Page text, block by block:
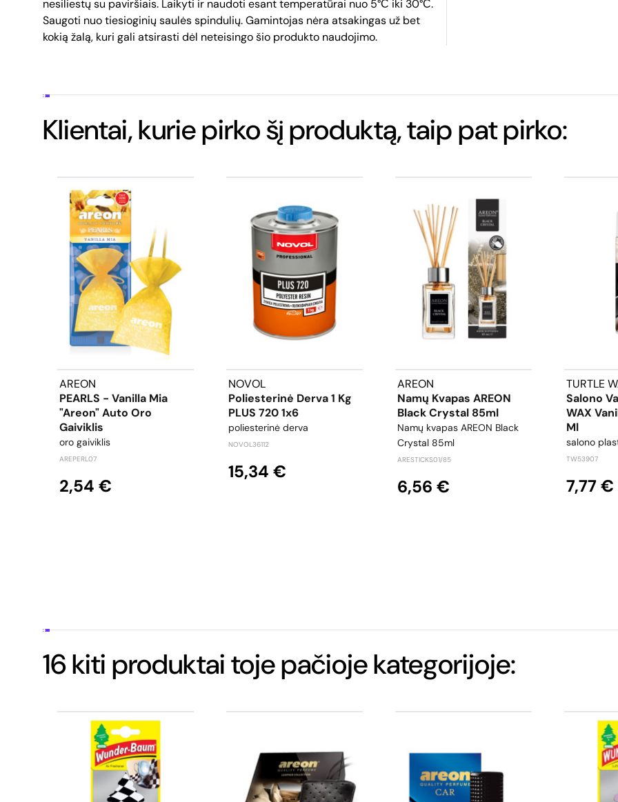
nesiliestų su paviršiais. Laikyti ir naudoti esant temperatūrai nuo 5°С iki 30°С.
Saugoti nuo tiesioginių saulės spindulių. Gamintojas nėra atsakingas už bet
kokią žalą, kuri gali atsirasti dėl neteisingo šio produkto naudojimo.
Klientai, kurie pirko šį produktą, taip pat pirko:
AREON
PEARLS - Vanilla Mia
"Areon" Auto Oro
Gaiviklis
oro gaiviklis
AREPERL07
2,54 €
NOVOL
Poliesterinė Derva 1 Kg
PLUS 720 1x6
poliesterinė derva
NOVOL36112
15,34 €
AREON
Namų Kvapas AREON
Black Crystal 85ml
Namų kvapas AREON Black
Crystal 85ml
ARESTICKS01/85
6,56 €
TURTLE
Salono
WAX
Ml
salono
TW53907
7,77 €
16 kiti produktai toje pačioje kategorijoje: